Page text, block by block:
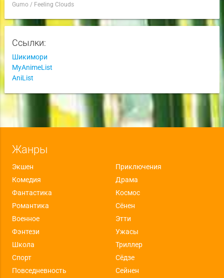
Gumo/ Feeling Clouds
Ссылки:
Шикимори
MyAnimeList
AniList
Жанры
Экшен
Приключения
Комедия
Драма
Фантастика
Космос
Романтика
Сёнен
Военное
Этти
Фэнтези
Ужасы
Школа
Триллер
Спорт
Сёдзе
Повседневность
Сейнен